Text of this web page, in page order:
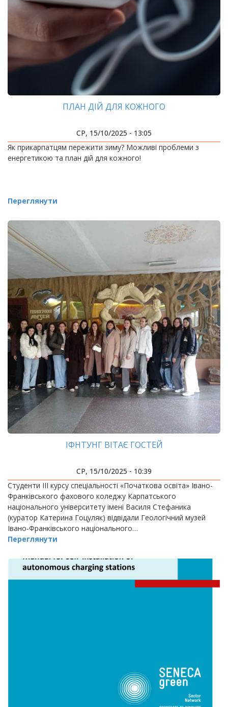
ПЛАН ДІЙ ДЛЯ КОЖНОГО
СР, 15/10/2025 - 13:05
Як прикарпатцям пережити зиму? Можливі проблеми з
енергетикою та план дій для кожного!
Переглянути
ІФНТУНГ ВІТАЄ ГОСТЕЙ
СР, 15/10/2025 - 10:39
Студенти ІІІ курсу спеціальності «Початкова освіта» Івано-
Франківського фахового коледжу Карпатського
національного університету імені Василя Стефаника
(куратор Катерина Гоцуляк) відвідали Геологічний музей
Івано-Франківського національного…
Переглянути